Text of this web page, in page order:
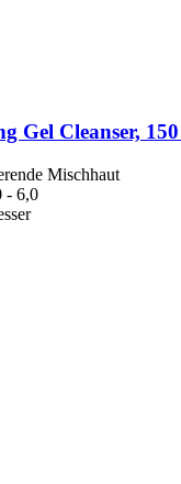
Gel Cleanser,
Mischhaut
- 6,0